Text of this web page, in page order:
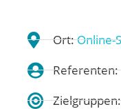
Ort:Online-